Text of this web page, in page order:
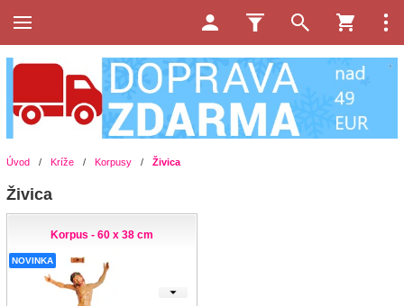
Úvod / Kríže / Korpusy / Živica
Živica
Korpus - 60 x 38 cm
NOVINKA